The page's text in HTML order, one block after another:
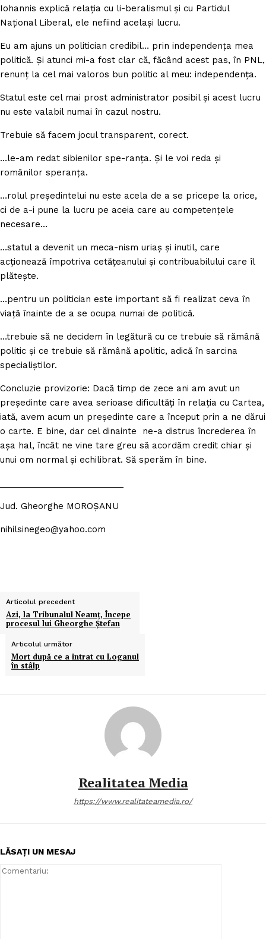
Iohannis explică relaţia cu li-beralismul şi cu Partidul
Naţional Liberal, ele nefiind acelaşi lucru.
Eu am ajuns un politician credibil… prin independenţa mea
politică. Şi atunci mi-a fost clar că, făcând acest pas, în PNL,
renunţ la cel mai valoros bun politic al meu: independenţa.
Statul este cel mai prost administrator posibil şi acest lucru
nu este valabil numai în cazul nostru.
Trebuie să facem jocul transparent, corect.
…le-am redat sibienilor spe-ranţa. Şi le voi reda şi
românilor speranţa.
…rolul preşedintelui nu este acela de a se pricepe la orice,
ci de a-i pune la lucru pe aceia care au competenţele
necesare…
…statul a devenit un meca-nism uriaş şi inutil, care
acţionează împotriva cetăţeanului şi contribuabilului care îl
plăteşte.
…pentru un politician este important să fi realizat ceva în
viaţă înainte de a se ocupa numai de politică.
…trebuie să ne decidem în legătură cu ce trebuie să rămână
politic şi ce trebuie să rămână apolitic, adică în sarcina
specialiştilor.
Concluzie provizorie: Dacă timp de zece ani am avut un
preşedinte care avea serioase dificultăţi în relaţia cu Cartea,
iată, avem acum un preşedinte care a început prin a ne dărui
o carte. E bine, dar cel dinainte ne-a distrus încrederea în
aşa hal, încât ne vine tare greu să acordăm credit chiar şi
unui om normal şi echilibrat. Să sperăm în bine.
Jud. Gheorghe MOROŞANU
nihilsinegeo@yahoo.com
Articolul precedent
Azi, la Tribunalul Neamţ, Începe
procesul lui Gheorghe Ştefan
Articolul următor
Mort după ce a intrat cu Loganul
în stâlp
Realitatea Media
https://www.realitateamedia.ro/
LĂSAȚI UN MESAJ